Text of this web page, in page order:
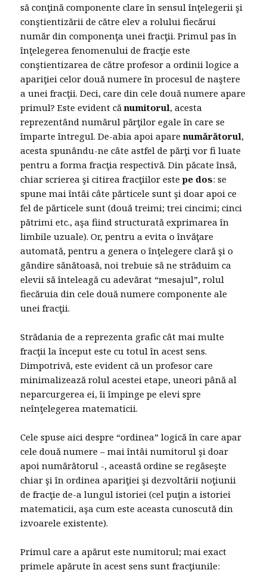
să conţină componente clare în sensul înţelegerii şi
conştientizării de către elev a rolului fiecărui
număr din componenţa unei fracţii. Primul pas în
înţelegerea fenomenului de fracţie este
conştientizarea de către profesor a ordinii logice a
apariţiei celor două numere în procesul de naştere
a unei fracţii. Deci, care din cele două numere apare
primul? Este evident cănumitorul, acesta
reprezentând numărul părţilor egale în care se
împarte întregul. De-abia apoi aparenumărătorul,
acesta spunându-ne câte astfel de părţi vor fi luate
pentru a forma fracţia respectivă. Din păcate însă,
chiar scrierea şi citirea fracţiilor estepe dos: se
spune mai întâi câte părticele sunt şi doar apoi ce
fel de părticele sunt (două treimi; trei cincimi; cinci
pătrimi etc., aşa fiind structurată exprimarea în
limbile uzuale). Or, pentru a evita o învăţare
automată, pentru a genera o înţelegere clară şi o
gândire sănătoasă, noi trebuie să ne străduim ca
elevii să înteleagă cu adevărat “mesajul”, rolul
fiecăruia din cele două numere componente ale
unei fracţii.
Strădania de a reprezenta grafic cât mai multe
fracţii la început este cu totul în acest sens.
Dimpotrivă, este evident că un profesor care
minimalizează rolul acestei etape, uneori până al
neparcurgerea ei, îi împinge pe elevi spre
neînţelegerea matematicii.
Cele spuse aici despre “ordinea” logică în care apar
cele două numere – mai întâi numitorul şi doar
apoi numărătorul -, această ordine se regăseşte
chiar şi în ordinea apariţiei şi dezvoltării noţiunii
de fracţie de-a lungul istoriei (cel puţin a istoriei
matematicii, aşa cum este aceasta cunoscută din
izvoarele existente).
Primul care a apărut este numitorul; mai exact
primele apărute în acest sens sunt fracţiunile: